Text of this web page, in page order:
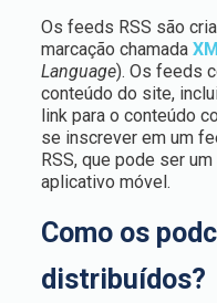
Os feeds RSS são
marcação chamada
Language). Os feeds
conteúdo do site,
link para o conteúdo
se inscrever em um
RSS, que pode ser
aplicativo móvel.
Como os
distribuídos?